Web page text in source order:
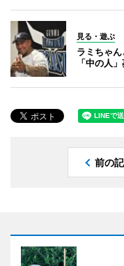
見る・遊ぶ
ラミちゃ
「中の人
前の